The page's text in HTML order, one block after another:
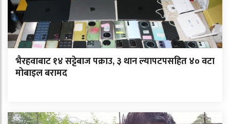
भैरहवाबाट १४ सट्टेबाज पक्राउ, ३ थान ल्यापटपसहित ४० वटा
मोबाइल बरामद